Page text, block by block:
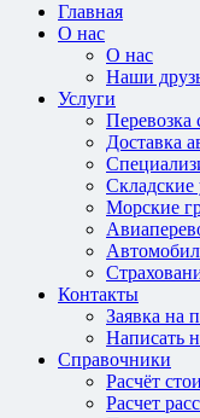
Главная
О нас
О нас
Наши
Услуги
Перевозка
Доставка
Складские
Морские
Контакты
Заявка на
Написать
Справочники
Расчёт
Расчет